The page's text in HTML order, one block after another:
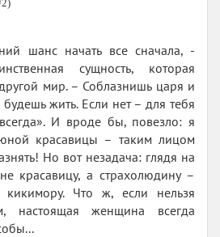
шанс начать все сначала, -
сущность, которая
мир. – Соблазнишь царя и
жить. Если нет – для тебя
И вроде бы, повезло: я
красавицы – таким лицом
Но вот незадача: глядя на
красавицу, а страхолюдину –
Что ж, если нельзя
настоящая женщина всегда